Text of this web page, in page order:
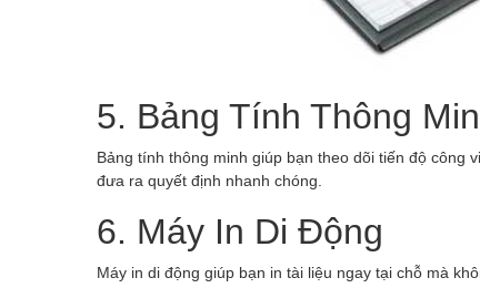
5. Bảng Tính Thông
Bảng tính thông minh giúp bạn theo dõi tiến độ công
đưa ra quyết định nhanh chóng.
6. Máy In Di Động
Máy in di động giúp bạn in tài liệu ngay tại chỗ mà